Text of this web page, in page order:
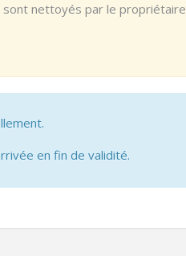
sont nettoyés par le propriétaire
en fin de validité.